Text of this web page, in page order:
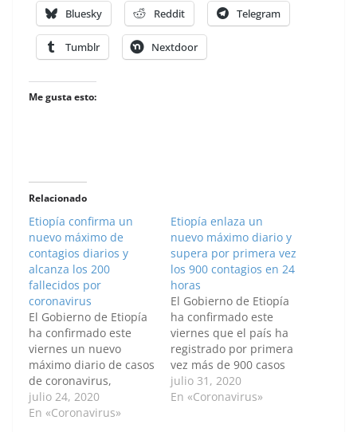
Bluesky Reddit Telegram
Tumblr Nextdoor
Me gusta esto:
Relacionado
Etiopía confirma un
nuevo máximo de
contagios diarios y
alcanza los 200
fallecidos por
coronavirus
El Gobierno de Etiopía
ha confirmado este
viernes un nuevo
máximo diario de casos
de coronavirus,
superando por primera
vez los 750 contagios, y
julio 24, 2020
En «Coronavirus»
Etiopía enlaza un
nuevo máximo diario y
supera por primera vez
los 900 contagios en 24
horas
El Gobierno de Etiopía
ha confirmado este
viernes que el país ha
registrado por primera
vez más de 900 casos
de coronavirus en un
día, enlazando un
julio 31, 2020
En «Coronavirus»